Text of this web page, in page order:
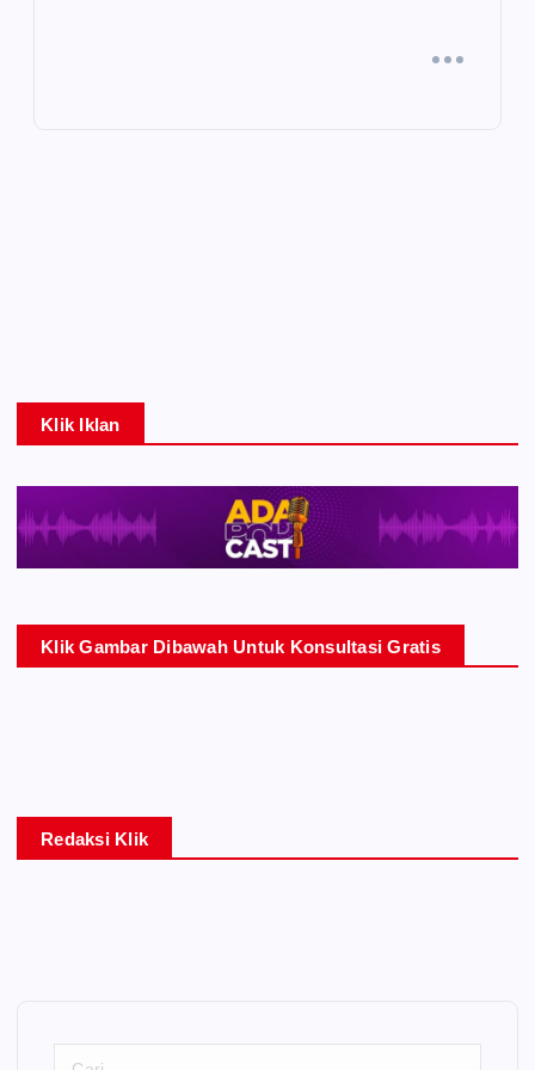
Klik Iklan
Klik Gambar Dibawah Untuk Konsultasi Gratis
Redaksi Klik